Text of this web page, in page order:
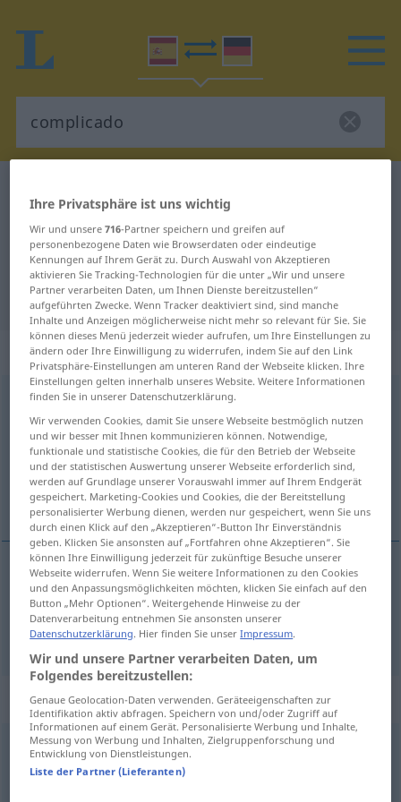
Spanisch-Deutsch Übersetzung für
"complicado"
"complicado" Deutsch Übersetzung
„complicado“: adjetivo
complicado [kɔmpliˈkað o]adj
Übersicht aller Übersetzungen
(Für mehr Details die Übersetzung anklicken/antippen)
kompliziert, schwierig, verwickelt
kompliziert,schwierig complicado(≈ difícil)
verwickelt complicado (≈ enredado)
Synonyme für "complicado"
complejo,confuso,enredado
Ihre Privatsphäre ist uns wichtig
Wir und unsere716-Partner speichern und greifen auf
personenbezogene Daten wie Browserdaten oder eindeutige
Kennungen auf Ihrem Gerät zu. Durch Auswahl von Akzeptieren
aktivieren Sie Tracking-Technologien für die unter „Wir und unsere
Partner verarbeiten Daten, um Ihnen Dienste bereitzustellen“
aufgeführten Zwecke. Wenn Tracker deaktiviert sind, sind manche
Inhalte und Anzeigen möglicherweise nicht mehr so relevant für Sie. Sie
können dieses Menü jederzeit wieder aufrufen, um Ihre Einstellungen zu
ändern oder Ihre Einwilligung zu widerrufen, indem Sie auf den Link
Privatsphäre-Einstellungen am unteren Rand der Webseite klicken. Ihre
Einstellungen gelten innerhalb unseres Website. Weitere Informationen
finden Sie in unserer Datenschutzerklärung.
Wir verwenden Cookies, damit Sie unsere Webseite bestmöglich nutzen
und wir besser mit Ihnen kommunizieren können. Notwendige,
funktionale und statistische Cookies, die für den Betrieb der Webseite
und der statistischen Auswertung unserer Webseite erforderlich sind,
werden auf Grundlage unserer Vorauswahl immer auf Ihrem Endgerät
gespeichert. Marketing-Cookies und Cookies, die der Bereitstellung
personalisierter Werbung dienen, werden nur gespeichert, wenn Sie uns
durch einen Klick auf den „Akzeptieren“-Button Ihr Einverständnis
geben. Klicken Sie ansonsten auf „Fortfahren ohne Akzeptieren“. Sie
können Ihre Einwilligung jederzeit für zukünftige Besuche unserer
Webseite widerrufen. Wenn Sie weitere Informationen zu den Cookies
und den Anpassungsmöglichkeiten möchten, klicken Sie einfach auf den
Button „Mehr Optionen“. Weitergehende Hinweise zu der
Datenverarbeitung entnehmen Sie ansonsten unserer
Datenschutzerklärung. Hier finden Sie unserImpressum.
Wir und unsere Partner verarbeiten Daten, um
Folgendes bereitzustellen:
Genaue Geolocation-Daten verwenden. Geräteeigenschaften zur
Identifikation aktiv abfragen. Speichern von und/oder Zugriff auf
Informationen auf einem Gerät. Personalisierte Werbung und Inhalte,
Messung von Werbung und Inhalten, Zielgruppenforschung und
Entwicklung von Dienstleistungen.
Liste der Partner (Lieferanten)